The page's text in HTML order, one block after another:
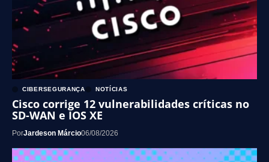
CIBERSEGURANÇA NOTÍCIAS
Cisco corrige 12 vulnerabilidades críticas no
SD-WAN e IOS XE
PorJardeson Márcio06/08/2026